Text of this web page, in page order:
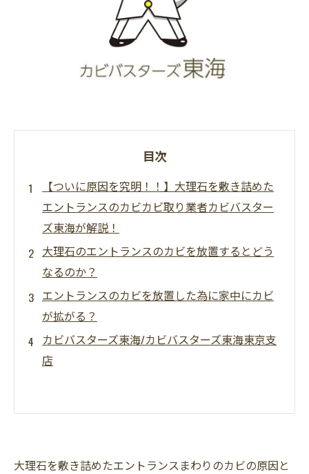
目次
【ついに原因を究明！！】大理石を敷き詰めた
エントランスのカビカビ取り業者カビバスター
ズ東海が解説！
大理石のエントランスのカビを放置するとどう
なるのか？
エントランスのカビを放置した為に家中にカビ
が拡がる？
カビバスターズ東海/カビバスターズ東海東京支
店
大理石を敷き詰めたエントランスまわりのカビの原因と